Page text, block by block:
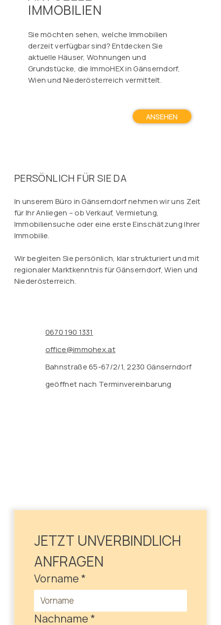
IMMOBILIEN
Sie möchten sehen, welche Immobilien
derzeit verfügbar sind? Entdecken Sie
aktuelle Häuser, Wohnungen und
Grundstücke, die ImmoHEX in Gänserndorf,
Wien und Niederösterreich vermittelt.
ANSEHEN
PERSÖNLICH FÜR SIE DA
In unserem Büro in Gänserndorf nehmen wir uns Zeit
für Ihr Anliegen – ob Verkauf, Vermietung,
Immobiliensuche oder eine erste Einschätzung Ihrer
Immobilie.
Wir begleiten Sie persönlich, klar strukturiert und mit
regionaler Marktkenntnis für Gänserndorf, Wien und
Niederösterreich.
0670 190 1331
office@immohex.at
Bahnstraße 65-67/2/1, 2230 Gänserndorf
geöffnet nach Terminvereinbarung
JETZT UNVERBINDLICH
ANFRAGEN
Vorname *
Nachname *